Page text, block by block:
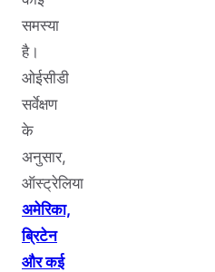
समस्या
है।
ओईसीडी
सर्वेक्षण
के
अनुसार,
ऑस्ट्रेलिया
अमेरिका,
ब्रिटेन
और कई